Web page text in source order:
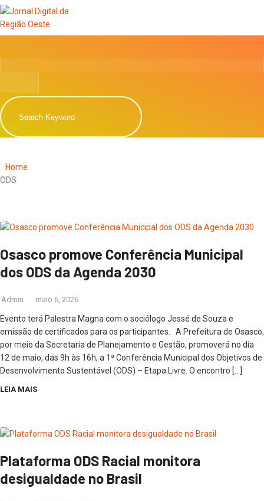
Home
ODS
Osasco promove Conferência Municipal
dos ODS da Agenda 2030
Admin maio 6, 2026
Evento terá Palestra Magna com o sociólogo Jessé de Souza e
emissão de certificados para os participantes. A Prefeitura de Osasco,
por meio da Secretaria de Planejamento e Gestão, promoverá no dia
12 de maio, das 9h às 16h, a 1ª Conferência Municipal dos Objetivos de
Desenvolvimento Sustentável (ODS) – Etapa Livre. O encontro […]
LEIA MAIS
Plataforma ODS Racial monitora
desigualdade no Brasil